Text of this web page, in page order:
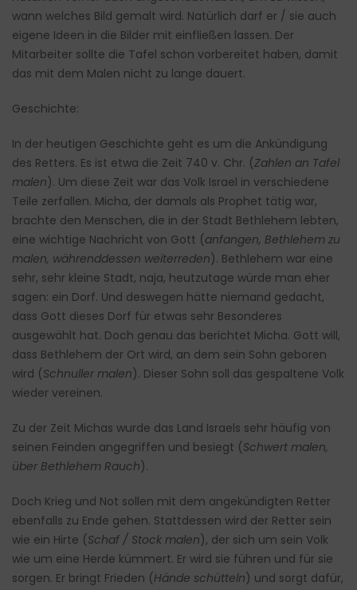
wann welches Bild gemalt wird. Natürlich darf er / sie auch
eigene Ideen in die Bilder mit einfließen lassen. Der
Mitarbeiter sollte die Tafel schon vorbereitet haben, damit
das mit dem Malen nicht zu lange dauert.
Geschichte:
In der heutigen Geschichte geht es um die Ankündigung
des Retters. Es ist etwa die Zeit 740 v. Chr. (Zahlen an Tafel
malen). Um diese Zeit war das Volk Israel in verschiedene
Teile zerfallen. Micha, der damals als Prophet tätig war,
brachte den Menschen, die in der Stadt Bethlehem lebten,
eine wichtige Nachricht von Gott (anfangen, Bethlehem zu
malen, währenddessen weiterreden). Bethlehem war eine
sehr, sehr kleine Stadt, naja, heutzutage würde man eher
sagen: ein Dorf. Und deswegen hätte niemand gedacht,
dass Gott dieses Dorf für etwas sehr Besonderes
ausgewählt hat. Doch genau das berichtet Micha. Gott will,
dass Bethlehem der Ort wird, an dem sein Sohn geboren
wird (Schnuller malen). Dieser Sohn soll das gespaltene Volk
wieder vereinen.
Zu der Zeit Michas wurde das Land Israels sehr häufig von
seinen Feinden angegriffen und besiegt (Schwert malen,
über Bethlehem Rauch).
Doch Krieg und Not sollen mit dem angekündigten Retter
ebenfalls zu Ende gehen. Stattdessen wird der Retter sein
wie ein Hirte (Schaf / Stock malen), der sich um sein Volk
wie um eine Herde kümmert. Er wird sie führen und für sie
sorgen. Er bringt Frieden (Hände schütteln) und sorgt dafür,